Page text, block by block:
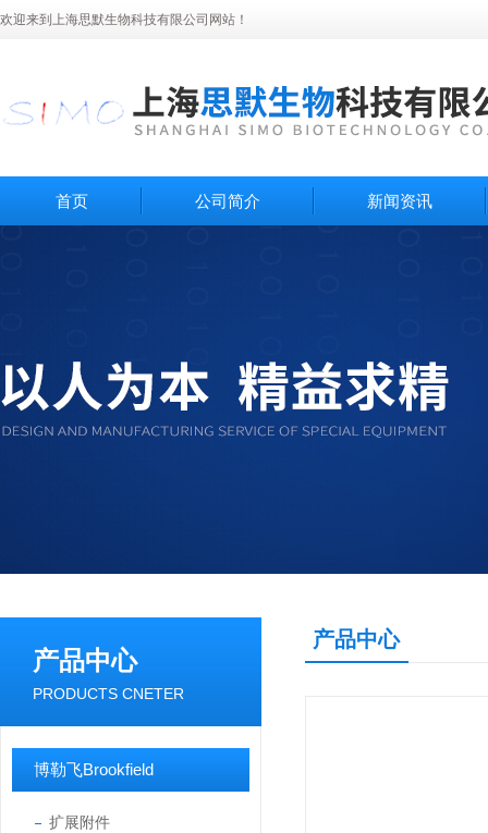
欢迎来到上海思默生物科技有限公司网站！
首页 公司简介 新闻资讯
产品中心
PRODUCTS CNETER
博勒飞Brookfield
扩展附件
产品中心